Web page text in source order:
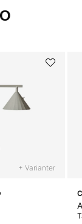
+ Varianter